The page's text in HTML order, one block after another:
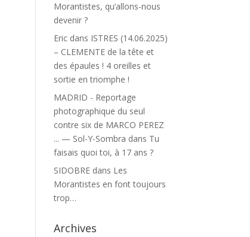
Morantistes, qu’allons-nous
devenir ?
Eric dans ISTRES (14.06.2025)
– CLEMENTE de la tête et
des épaules ! 4 oreilles et
sortie en triomphe !
MADRID - Reportage
photographique du seul
contre six de MARCO PEREZ
... — Sol-Y-Sombra dans Tu
faisais quoi toi, à 17 ans ?
SIDOBRE dans Les
Morantistes en font toujours
trop…
Archives